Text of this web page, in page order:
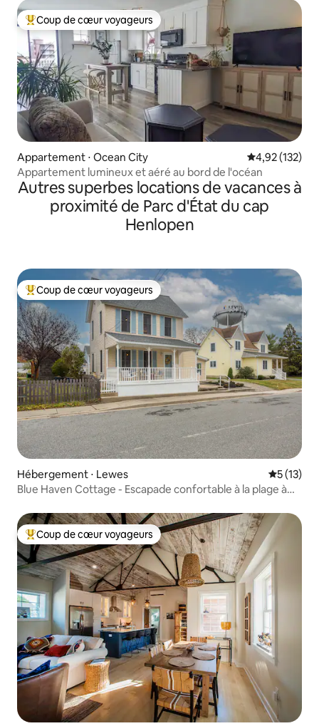
Coups de cœur voyageurs les plus appréciés
Coup de cœur voyageurs
Appartement ⋅ Ocean City Évaluation
4,92 (132)
Appartement lumineux et aéré au bord de l'océan
Autres superbes locations de vacances à
proximité de Parc d'État du cap
Henlopen
Coups de cœur voyageurs les plus appréciés
Coup de cœur voyageurs
Hébergement ⋅ Lewes
5 (13)
Blue Haven Cottage - Escapade confortable à la plage à
Coups de cœur voyageurs les plus appréciés
Coup de cœur voyageurs